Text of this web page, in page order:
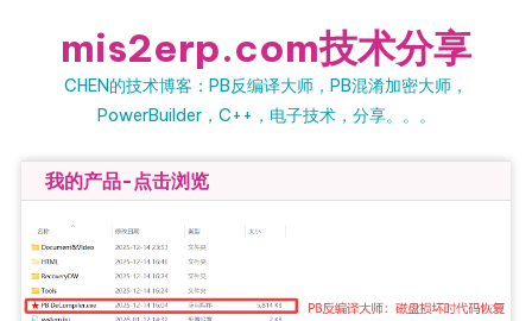
mis2erp.com技术分享
CHEN的技术博客：PB反编译大师，PB混淆加密大师，
PowerBuilder，C++，电子技术，分享。。。
我的产品-点击浏览